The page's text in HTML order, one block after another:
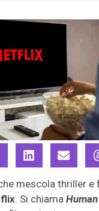
mescola thriller
. Si chiama